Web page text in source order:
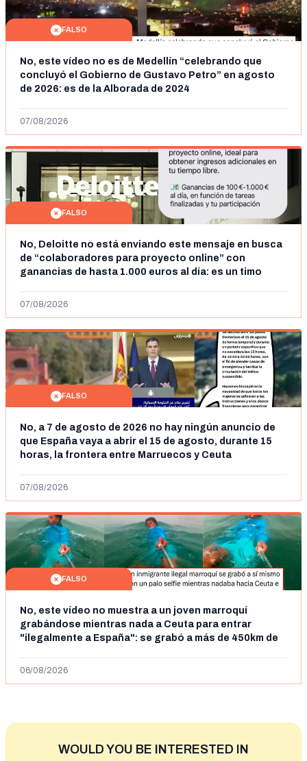
FALSO
No, este vídeo no es de Medellín “celebrando que
concluyó el Gobierno de Gustavo Petro” en agosto
de 2026: es de la Alborada de 2024
07/08/2026
FALSO
No, Deloitte no está enviando este mensaje en busca
de “colaboradores para proyecto online” con
ganancias de hasta 1.000 euros al día: es un timo
07/08/2026
FALSO
No, a 7 de agosto de 2026 no hay ningún anuncio de
que España vaya a abrir el 15 de agosto, durante 15
horas, la frontera entre Marruecos y Ceuta
07/08/2026
FALSO
No, este vídeo no muestra a un joven marroquí
grabándose mientras nada a Ceuta para entrar
"ilegalmente a España": se grabó a más de 450km de
06/08/2026
WOULD YOU BE INTERESTED IN